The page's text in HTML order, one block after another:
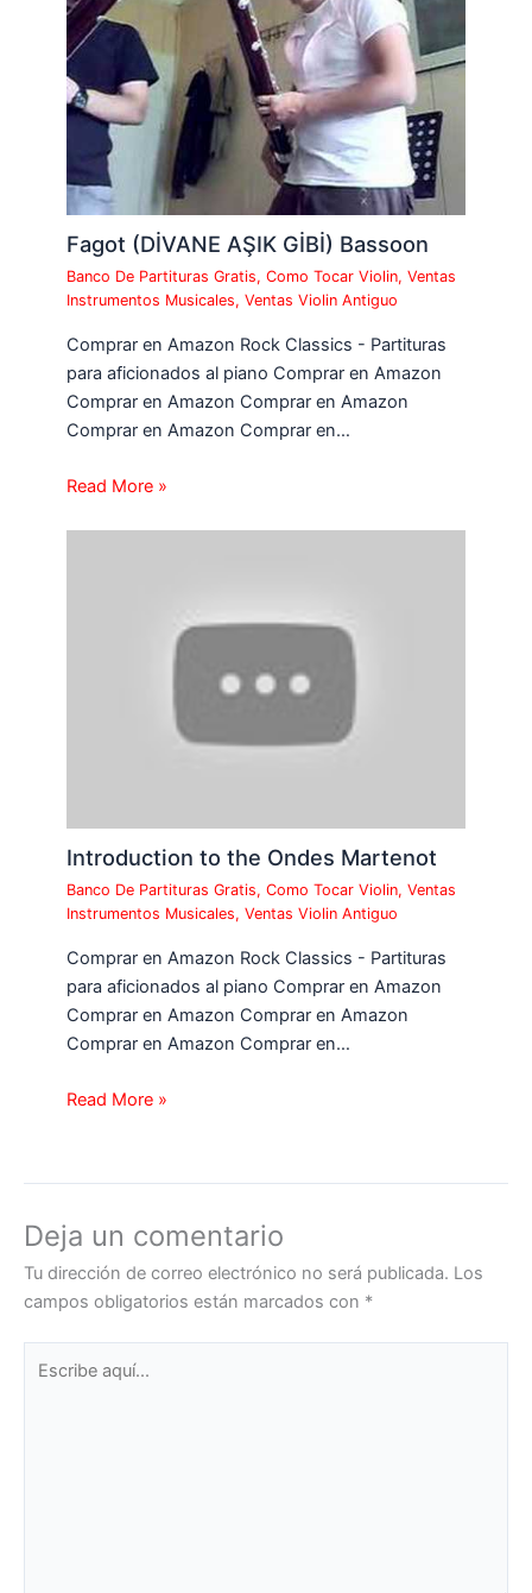
Fagot (DİVANE AŞIK GİBİ) Bassoon
Banco De Partituras Gratis,Como Tocar Violin,Ventas
Instrumentos Musicales,Ventas Violin Antiguo
Comprar en Amazon Rock Classics - Partituras
para aficionados al piano Comprar en Amazon
Comprar en Amazon Comprar en Amazon
Comprar en Amazon Comprar en…
Read More »
Introduction to the Ondes Martenot
Banco De Partituras Gratis,Como Tocar Violin,Ventas
Instrumentos Musicales,Ventas Violin Antiguo
Comprar en Amazon Rock Classics - Partituras
para aficionados al piano Comprar en Amazon
Comprar en Amazon Comprar en Amazon
Comprar en Amazon Comprar en…
Read More »
Deja un comentario
Tu dirección de correo electrónico no será publicada. Los
campos obligatorios están marcados con *
aquí...